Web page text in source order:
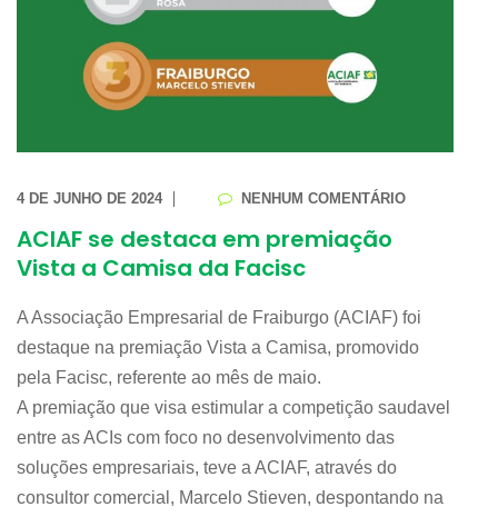
4 DE JUNHO DE 2024 NENHUM COMENTÁRIO
ACIAF se destaca em premiação
Vista a Camisa da Facisc
A Associação Empresarial de Fraiburgo (ACIAF) foi
destaque na premiação Vista a Camisa, promovido
pela Facisc, referente ao mês de maio.
A premiação que visa estimular a competição saudavel
entre as ACIs com foco no desenvolvimento das
soluções empresariais, teve a ACIAF, através do
consultor comercial, Marcelo Stieven, despontando na